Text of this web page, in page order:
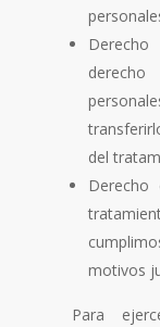
del
Derecho
motivos
Para